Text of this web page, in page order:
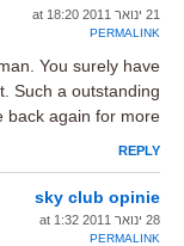
21 ינואר 2011 at 18:20
PERMALINK
You surely have
Such a outstanding
back again for more.
REPLY
sky club opinie
28 ינואר 2011 at 1:32
PERMALINK